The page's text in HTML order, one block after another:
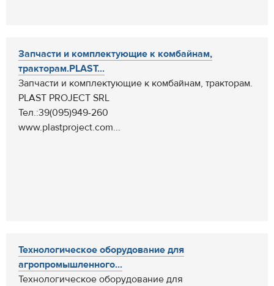
Запчасти и комплектующие к комбайнам,
тракторам.PLAST...
Запчасти и комплектующие к комбайнам, тракторам.
PLAST PROJECT SRL
Тел.:39(095)949-260
www.plastproject.com...
Технологическое оборудование для
агропромышленного...
Технологическое оборудование для